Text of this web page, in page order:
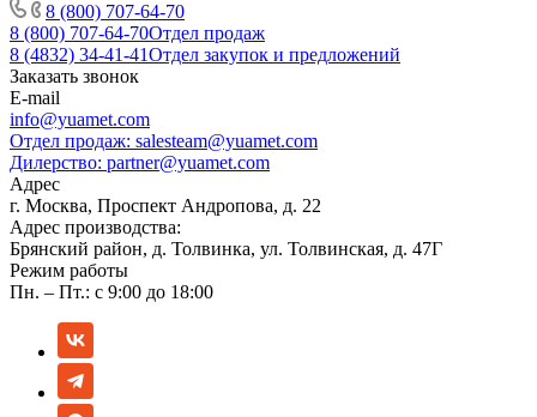
8 (800) 707-64-70
8 (800) 707-64-70Отдел продаж
8 (4832) 34-41-41Отдел закупок и предложений
Заказать звонок
E-mail
info@yuamet.com
Отдел продаж: salesteam@yuamet.com
Дилерство: partner@yuamet.com
Адрес
г. Москва, Проспект Андропова, д. 22
Адрес производства:
Брянский район, д. Толвинка, ул. Толвинская, д. 47Г
Режим работы
Пн. – Пт.: с 9:00 до 18:00